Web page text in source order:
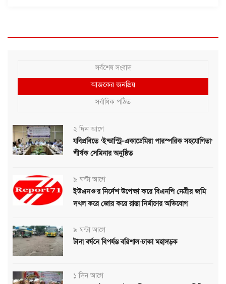
সর্বশেষ সংবাদ
আজকের জনপ্রিয়
সর্বাধিক পঠিত
২ দিন আগে
যবিপ্রবিতে ‘ইন্ডাস্ট্রি-একাডেমিয়া পারস্পরিক সহযোগিতা’
শীর্ষক সেমিনার অনুষ্ঠিত
৯ ঘন্টা আগে
ইউএনও’র নির্দেশ উপেক্ষা করে বিএনপি নেত্রীর জমি
দখল করে জোর করে রাস্তা নির্মাণের অভিযোগ
৯ ঘন্টা আগে
টানা বর্ষনে বিপর্যস্ত বরিশাল-ঢাকা মহাসড়ক
১ দিন আগে